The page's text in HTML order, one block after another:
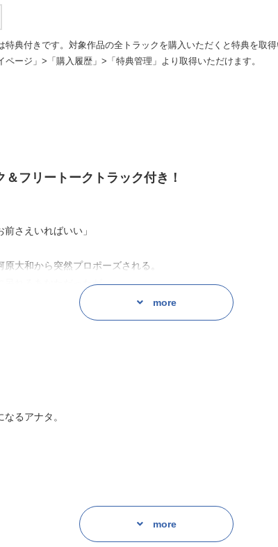
特典付きです。対象作品の全トラックを購入いただくと特典を取得
ージ」>「購入履歴」>「特典管理」より取得いただけます。
＆フリートークトラック付き！
さえいればいい」
大和から突然プロポーズされる。
呆れるあなただったが──
和との、お金はなくても幸せな日々。
more
るアナタ。
more